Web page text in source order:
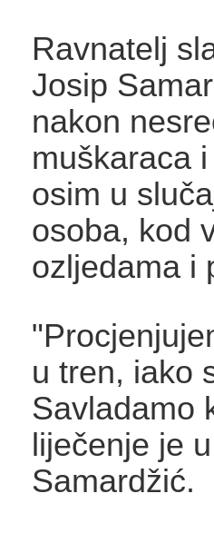
Ravnatelj
Josip
nakon
muškaraca
osim u
osoba, kod
ozljedama i
u tren, iako
Savladamo
liječenje je
Samardžić.